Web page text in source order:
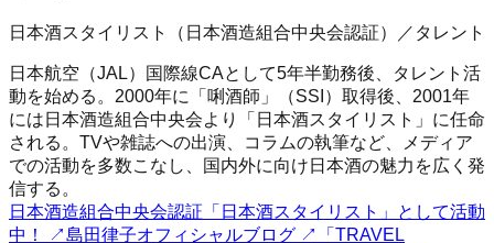
日本酒スタイリスト（日本酒造組合中央会認証）／タレント
日本航空（JAL）国際線CAとして5年半勤務後、タレント活
動を始める。2000年に「唎酒師」（SSI）取得後、2001年
には日本酒造組合中央会より「日本酒スタイリスト」に任命
される。TVや雑誌への出演、コラムの執筆など、メディア
での活動を多数こなし、国内外に向け日本酒の魅力を広く発
信する。
日本酒造組合中央会認証「日本酒スタイリスト」として活動
中！
↗島田律子オフィシャルブログ ↗
「TRAVEL